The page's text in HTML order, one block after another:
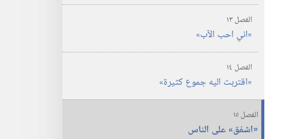
الفصل ١٣
‏«اني احب الآب»‏
الفصل ١٤
‏«اقتربت اليه جموع كثيرة»‏
الفصل ١٥
‏«اشفق» على الناس